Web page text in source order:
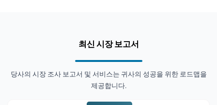
최신 시장 보고서
당사의 시장 조사 보고서 및 서비스는 귀사의 성공을 위한 로드맵을
제공합니다.